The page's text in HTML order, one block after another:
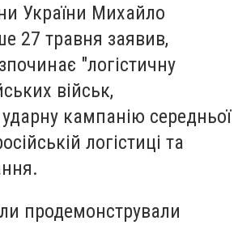
України Михайло
27 травня заявив,
"логістичну
військ,
кампанію середньої
логістиці та
продемонстрували